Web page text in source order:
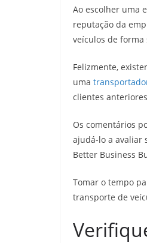
Ao escolher uma
reputação da
veículos de forma
Felizmente,
uma
clientes
Os comentários
ajudá-lo a avaliar
Better Business
Tomar o tempo
transporte de